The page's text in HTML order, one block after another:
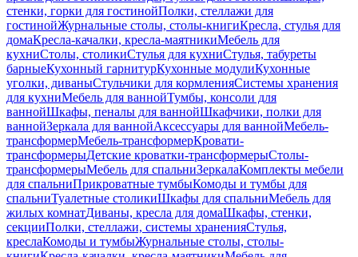
стенки, горки для гостинойПолки, стеллажи для
гостинойЖурнальные столы, столы-книгиКресла, стулья для
домаКресла-качалки, кресла-маятникиМебель для
кухниСтолы, столикиСтулья для кухниСтулья, табуреты
барныеКухонный гарнитурКухонные модулиКухонные
уголки, диваныСтульчики для кормленияСистемы хранения
для кухниМебель для ваннойТумбы, консоли для
ваннойШкафы, пеналы для ваннойШкафчики, полки для
ваннойЗеркала для ваннойАксессуары для ваннойМебель-
трансформерМебель-трансформерКровати-
трансформерыДетские кроватки-трансформерыСтолы-
трансформерыМебель для спальниЗеркалаКомплекты мебели
для спальниПрикроватные тумбыКомоды и тумбы для
спальниТуалетные столикиШкафы для спальниМебель для
жилых комнатДиваны, кресла для домаШкафы, стенки,
секцииПолки, стеллажи, системы храненияСтулья,
креслаКомоды и тумбыЖурнальные столы, столы-